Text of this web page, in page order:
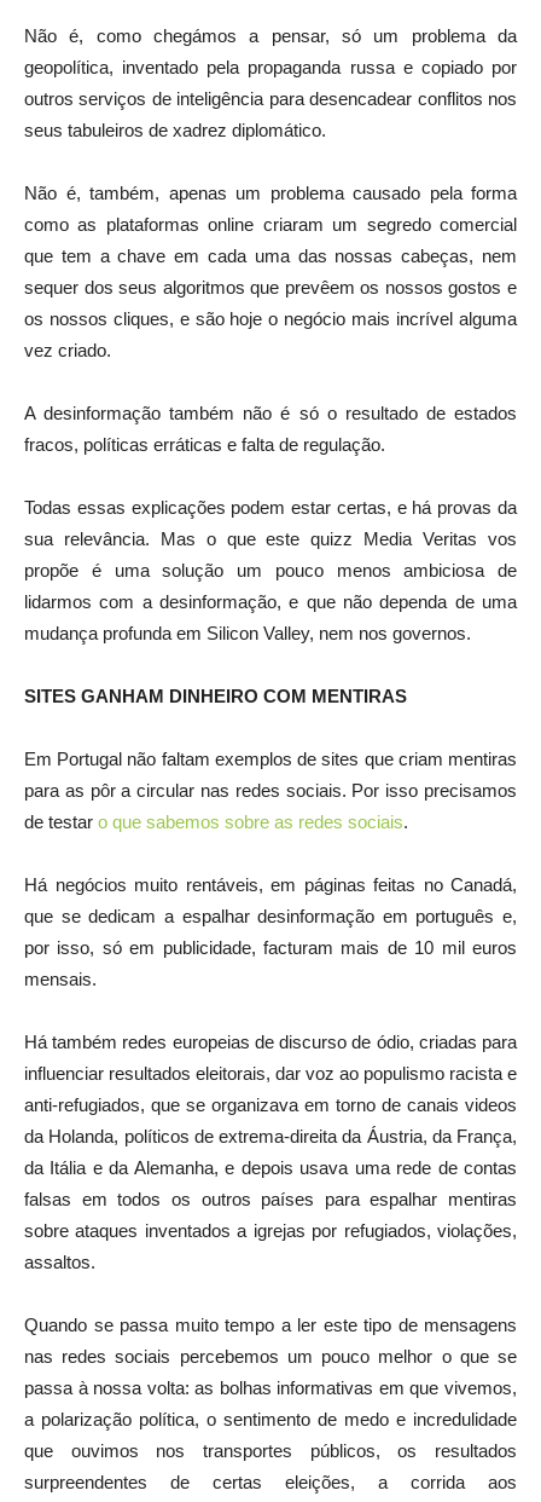
Não é, como chegámos a pensar, só um problema da
geopolítica, inventado pela propaganda russa e copiado por
outros serviços de inteligência para desencadear conflitos nos
seus tabuleiros de xadrez diplomático.
Não é, também, apenas um problema causado pela forma
como as plataformas online criaram um segredo comercial
que tem a chave em cada uma das nossas cabeças, nem
sequer dos seus algoritmos que prevêem os nossos gostos e
os nossos cliques, e são hoje o negócio mais incrível alguma
vez criado.
A desinformação também não é só o resultado de estados
fracos, políticas erráticas e falta de regulação.
Todas essas explicações podem estar certas, e há provas da
sua relevância. Mas o que este quizz Media Veritas vos
propõe é uma solução um pouco menos ambiciosa de
lidarmos com a desinformação, e que não dependa de uma
mudança profunda em Silicon Valley, nem nos governos.
SITES GANHAM DINHEIRO COM MENTIRAS
Em Portugal não faltam exemplos de sites que criam mentiras
para as pôr a circular nas redes sociais. Por isso precisamos
de testar o que sabemos sobre as redes sociais.
Há negócios muito rentáveis, em páginas feitas no Canadá,
que se dedicam a espalhar desinformação em português e,
por isso, só em publicidade, facturam mais de 10 mil euros
mensais.
Há também redes europeias de discurso de ódio, criadas para
influenciar resultados eleitorais, dar voz ao populismo racista e
anti-refugiados, que se organizava em torno de canais videos
da Holanda, políticos de extrema-direita da Áustria, da França,
da Itália e da Alemanha, e depois usava uma rede de contas
falsas em todos os outros países para espalhar mentiras
sobre ataques inventados a igrejas por refugiados, violações,
assaltos.
Quando se passa muito tempo a ler este tipo de mensagens
nas redes sociais percebemos um pouco melhor o que se
passa à nossa volta: as bolhas informativas em que vivemos,
a polarização política, o sentimento de medo e incredulidade
que ouvimos nos transportes públicos, os resultados
surpreendentes de certas eleições, a corrida aos